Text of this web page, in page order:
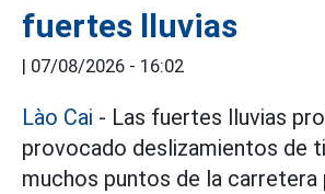
fuertes lluvias
| 07/08/2026 - 16:02
Lào Cai - Las fuertes lluvias
provocado deslizamientos de
muchos puntos de la carretera